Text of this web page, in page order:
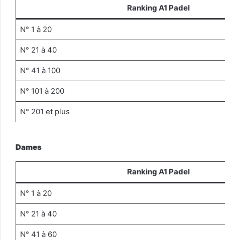
Ranking A1 Padel
N° 1 à 20
N° 21 à 40
N° 41 à 100
N° 101 à 200
N° 201 et plus
Dames
Ranking A1 Padel
N° 1 à 20
N° 21 à 40
N° 41 à 60